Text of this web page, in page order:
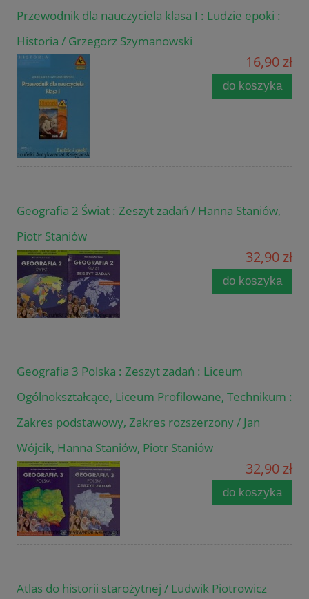
Przewodnik dla nauczyciela klasa I : Ludzie epoki :
Historia / Grzegorz Szymanowski
16,90 zł
do koszyka
Geografia 2 Świat : Zeszyt zadań / Hanna Staniów,
Piotr Staniów
32,90 zł
do koszyka
Geografia 3 Polska : Zeszyt zadań : Liceum
Ogólnokształcące, Liceum Profilowane, Technikum :
Zakres podstawowy, Zakres rozszerzony / Jan
Wójcik, Hanna Staniów, Piotr Staniów
32,90 zł
do koszyka
Atlas do historii starożytnej / Ludwik Piotrowicz